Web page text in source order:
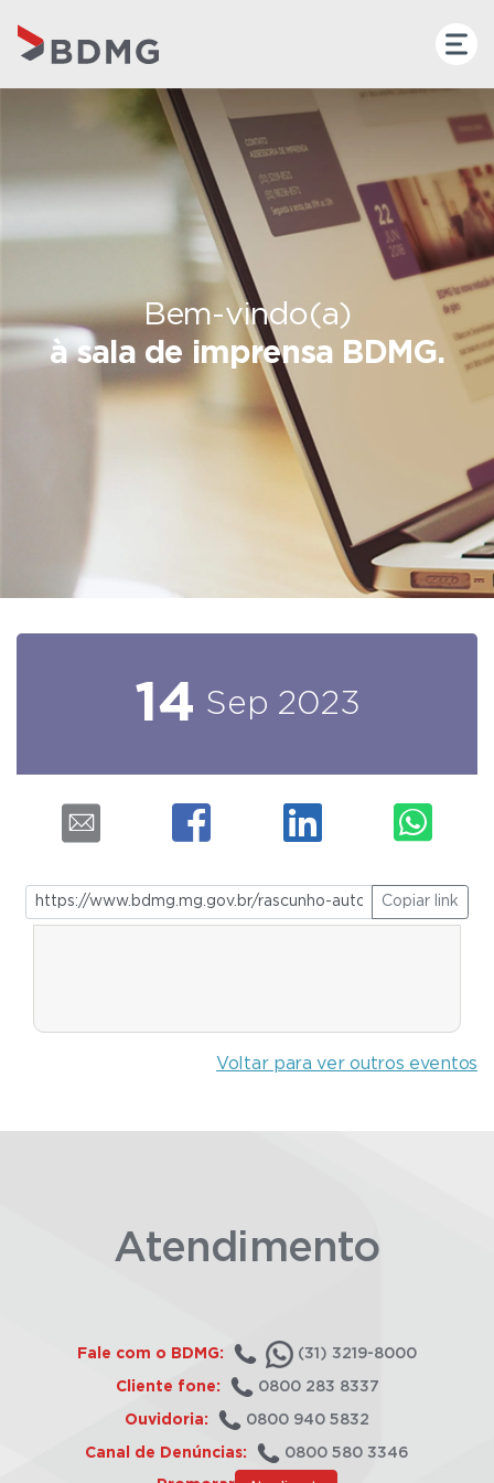
Bem-vindo(a)
à sala de imprensa BDMG.
14 Sep 2023
Copiar link
Voltar para ver outros eventos
Atendimento
Fale com o BDMG: (31) 3219-8000
Cliente fone: 0800 283 8337
Ouvidoria: 0800 940 5832
Canal de Denúncias: 0800 580 3346